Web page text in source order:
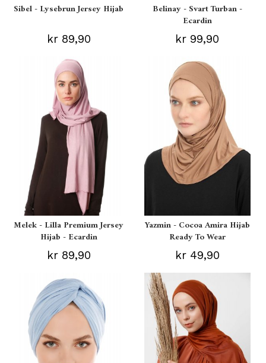
Sibel - Lysebrun Jersey Hijab
kr 89,90
Belinay - Svart Turban -
Ecardin
kr 99,90
Melek - Lilla Premium Jersey
Hijab - Ecardin
kr 89,90
Yazmin - Cocoa Amira Hijab
Ready To Wear
kr 49,90